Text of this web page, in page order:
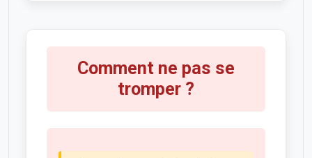
Comment ne pas se
tromper ?